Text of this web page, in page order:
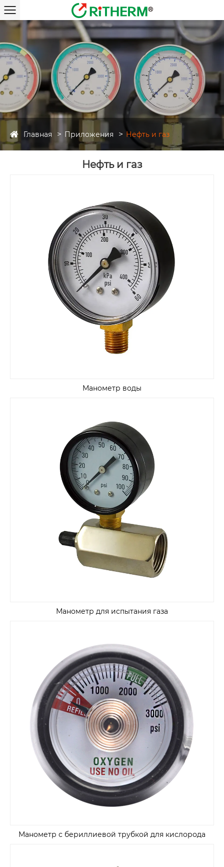
Главная Приложения Нефть и газ
Нефть и газ
Манометр воды
Манометр для испытания газа
Манометр с бериллиевой трубкой для кислорода